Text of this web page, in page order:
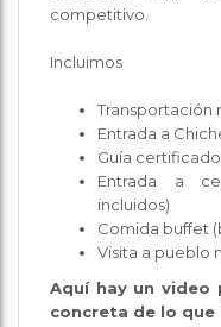
competitivo.
Incluimos
Transportación
Entrada a
Guía
Entrada a
incluidos)
Comida buffet
Visita a pueblo
Aquí hay un video
concreta de lo